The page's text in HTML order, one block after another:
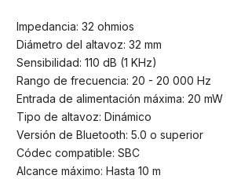
Impedancia: 32 ohmios
Diámetro del altavoz: 32 mm
Sensibilidad: 110 dB (1 KHz)
Rango de frecuencia: 20 - 20 000 Hz
Entrada de alimentación máxima: 20 mW
Tipo de altavoz: Dinámico
Versión de Bluetooth: 5.0 o superior
Códec compatible: SBC
Alcance máximo: Hasta 10 m